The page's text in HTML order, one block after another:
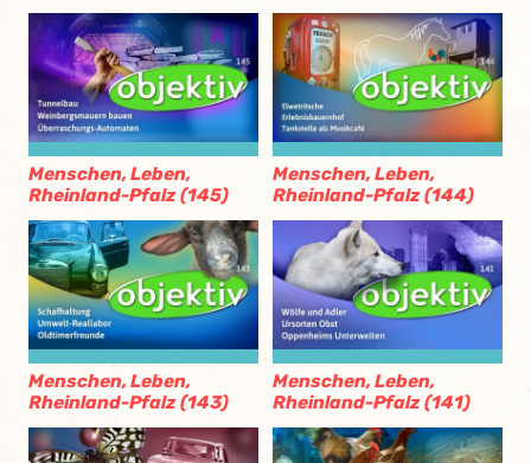
Menschen, Leben,
Rheinland-Pfalz (145)
Menschen, Leben,
Rheinland-Pfalz (144)
Menschen, Leben,
Rheinland-Pfalz (143)
Menschen, Leben,
Rheinland-Pfalz (141)